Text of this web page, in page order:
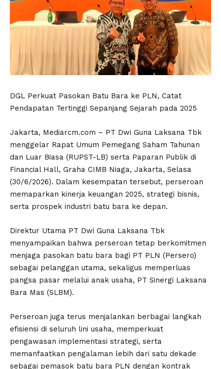
DGL Perkuat Pasokan Batu Bara ke PLN, Catat
Pendapatan Tertinggi Sepanjang Sejarah pada 2025
Jakarta, Mediarcm.com – PT Dwi Guna Laksana Tbk
menggelar Rapat Umum Pemegang Saham Tahunan
dan Luar Biasa (RUPST-LB) serta Paparan Publik di
Financial Hall, Graha CIMB Niaga, Jakarta, Selasa
(30/6/2026). Dalam kesempatan tersebut, perseroan
memaparkan kinerja keuangan 2025, strategi bisnis,
serta prospek industri batu bara ke depan.
Direktur Utama PT Dwi Guna Laksana Tbk
menyampaikan bahwa perseroan tetap berkomitmen
menjaga pasokan batu bara bagi PT PLN (Persero)
sebagai pelanggan utama, sekaligus memperluas
pangsa pasar melalui anak usaha, PT Sinergi Laksana
Bara Mas (SLBM).
Perseroan juga terus menjalankan berbagai langkah
efisiensi di seluruh lini usaha, memperkuat
pengawasan implementasi strategi, serta
memanfaatkan pengalaman lebih dari satu dekade
sebagai pemasok batu bara PLN dengan kontrak